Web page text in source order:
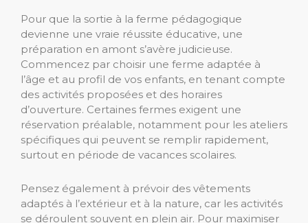
Pour que la sortie à la ferme pédagogique
devienne une vraie réussite éducative, une
préparation en amont s’avère judicieuse.
Commencez par choisir une ferme adaptée à
l’âge et au profil de vos enfants, en tenant compte
des activités proposées et des horaires
d’ouverture. Certaines fermes exigent une
réservation préalable, notamment pour les ateliers
spécifiques qui peuvent se remplir rapidement,
surtout en période de vacances scolaires.
Pensez également à prévoir des vêtements
adaptés à l’extérieur et à la nature, car les activités
se déroulent souvent en plein air. Pour maximiser